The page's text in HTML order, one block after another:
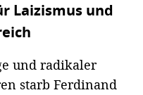
Laizismus und
und radikaler
starb Ferdinand